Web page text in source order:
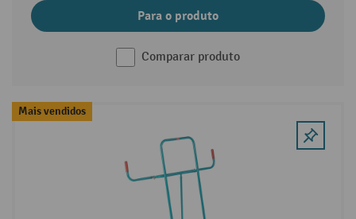
Para o produto
Comparar produto
Mais vendidos